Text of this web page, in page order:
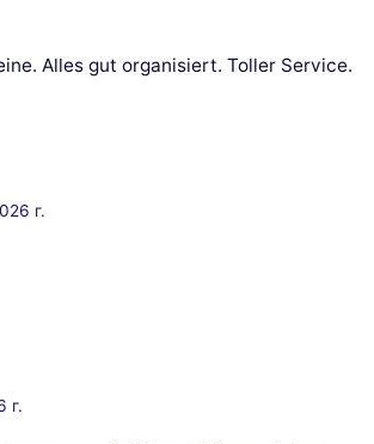
Alles gut organisiert. Toller Service.
г.
г.